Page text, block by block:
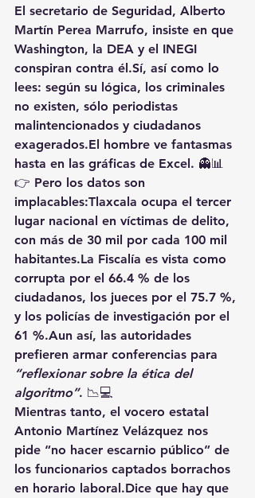
El secretario de Seguridad, Alberto
Martín Perea Marrufo, insiste en que
Washington, la DEA y el INEGI
conspiran contra él.Sí, así como lo
lees: según su lógica, los criminales
no existen, sólo periodistas
malintencionados y ciudadanos
exagerados.El hombre ve fantasmas
hasta en las gráficas de Excel. 👻📊
👉 Pero los datos son
implacables:Tlaxcala ocupa el tercer
lugar nacional en víctimas de delito,
con más de 30 mil por cada 100 mil
habitantes.La Fiscalía es vista como
corrupta por el 66.4 % de los
ciudadanos, los jueces por el 75.7 %,
y los policías de investigación por el
61 %.Aun así, las autoridades
prefieren armar conferencias para
“reflexionar sobre la ética del
algoritmo”. 📉💻
Mientras tanto, el vocero estatal
Antonio Martínez Velázquez nos
pide “no hacer escarnio público” de
los funcionarios captados borrachos
en horario laboral.Dice que hay que